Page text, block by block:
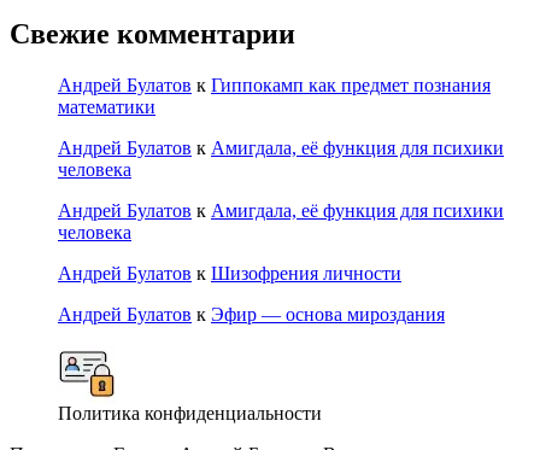
Свежие комментарии
Андрей Булатов к Гиппокамп как предмет познания
математики
Андрей Булатов к Амигдала, её функция для психики
человека
Андрей Булатов к Амигдала, её функция для психики
человека
Андрей Булатов к Шизофрения личности
Андрей Булатов к Эфир — основа мироздания
Политика конфиденциальности